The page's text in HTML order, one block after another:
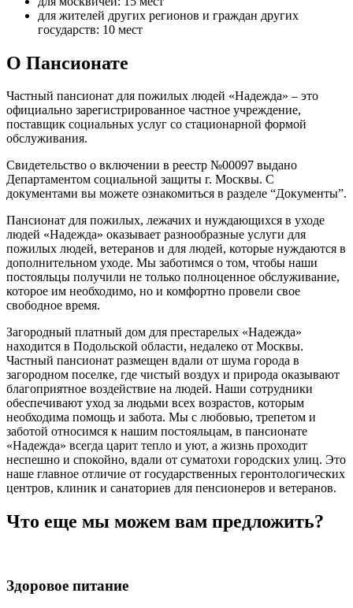
для жителей других регионов и граждан других
государств: 10 мест
О Пансионате
Частный пансионат для пожилых людей «Надежда» – это
официально зарегистрированное частное учреждение,
поставщик социальных услуг со стационарной формой
обслуживания.
Свидетельство о включении в реестр №00097 выдано
Департаментом социальной защиты г. Москвы. С
документами вы можете ознакомиться в разделе “Документы”.
Пансионат для пожилых, лежачих и нуждающихся в уходе
людей «Надежда» оказывает разнообразные услуги для
пожилых людей, ветеранов и для людей, которые нуждаются в
дополнительном уходе. Мы заботимся о том, чтобы наши
постояльцы получили не только полноценное обслуживание,
которое им необходимо, но и комфортно провели свое
свободное время.
Загородный платный дом для престарелых «Надежда»
находится в Подольской области, недалеко от Москвы.
Частный пансионат размещен вдали от шума города в
загородном поселке, где чистый воздух и природа оказывают
благоприятное воздействие на людей. Наши сотрудники
обеспечивают уход за людьми всех возрастов, которым
необходима помощь и забота. Мы с любовью, трепетом и
заботой относимся к нашим постояльцам, в пансионате
«Надежда» всегда царит тепло и уют, а жизнь проходит
неспешно и спокойно, вдали от суматохи городских улиц. Это
наше главное отличие от государственных геронтологических
центров, клиник и санаториев для пенсионеров и ветеранов.
Что еще мы можем вам предложить?
Здоровое питание